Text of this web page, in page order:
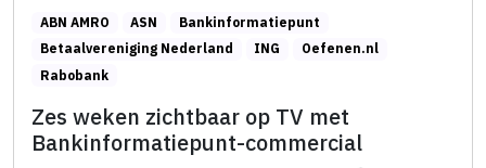
ABN AMRO ASN
Bankinformatiepunt
Betaalvereniging Nederland
ING
Oefenen.nl
Rabobank
Zes weken zichtbaar op TV met
Bankinformatiepunt-commercial